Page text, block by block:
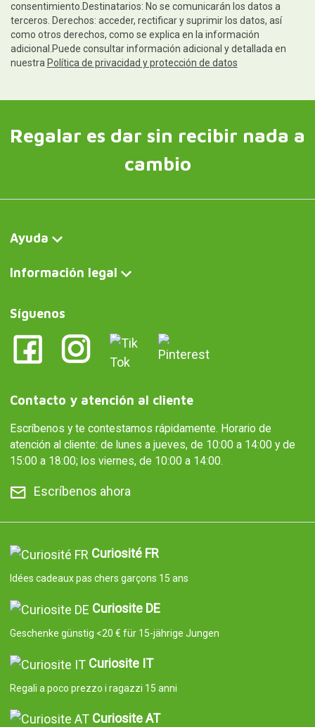
consentimiento.Destinatarios: No se comunicarán los datos a
terceros. Derechos: acceder, rectificar y suprimir los datos, así
como otros derechos, como se explica en la información
adicional.Puede consultar información adicional y detallada en
nuestra Política de privacidad y protección de datos
Regalar es dar sin recibir nada a
cambio
Ayuda
Información legal
Síguenos
Contacto y atención al cliente
Escríbenos y te contestamos rápidamente. Horario de
atención al cliente: de lunes a jueves, de 10:00 a 14:00 y de
15:00 a 18:00; los viernes, de 10:00 a 14:00.
Escríbenos ahora
Curiosité FR
Idées cadeaux pas chers garçons 15 ans
Curiosite DE
Geschenke günstig <20 € für 15-jährige Jungen
Curiosite IT
Regali a poco prezzo i ragazzi 15 anni
Curiosite AT